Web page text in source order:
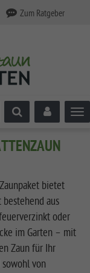
Zum Ratgeber
bietet
aus
oder
im Garten – mit
Zaun für Ihr
von